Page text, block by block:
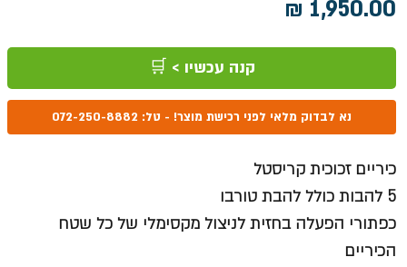
קנה עכשיו > 🛒
נא לבדוק מלאי לפני רכישת מוצר! - טל: 072-250-8882
כיריים זכוכית קריסטל
5 להבות כולל להבת טורבו
כפתורי הפעלה בחזית לניצול מקסימלי של כל שטח
הכיריים